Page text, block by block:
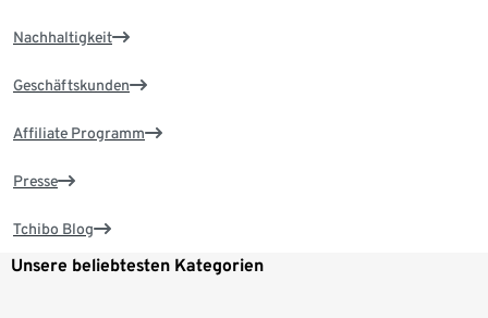
Nachhaltigkeit
Geschäftskunden
Affiliate Programm
Presse
Tchibo Blog
Unsere beliebtesten Kategorien